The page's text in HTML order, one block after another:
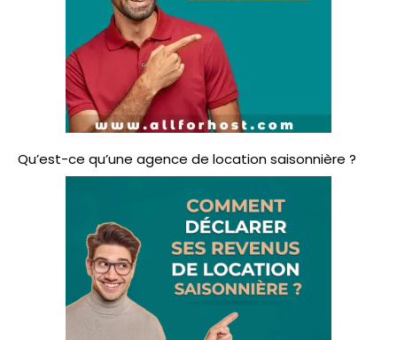
Qu’est-ce qu’une agence de location saisonnière ?